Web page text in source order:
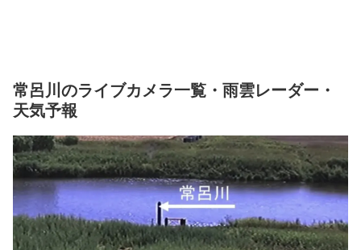
常呂川のライブカメラ一覧・雨雲レーダー・
天気予報